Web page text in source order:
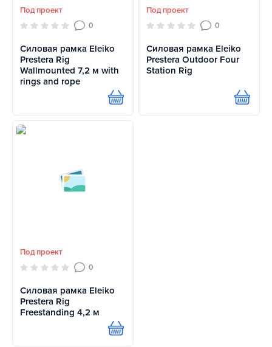
Под проект
0
Силовая рамка Eleiko
Prestera Rig
Wallmounted 7,2 м with
rings and rope
Купить
Под проект
0
Силовая рамка Eleiko
Prestera Outdoor Four
Station Rig
Купить
Под проект
0
Силовая рамка Eleiko
Prestera Rig
Freestanding 4,2 м
Купить